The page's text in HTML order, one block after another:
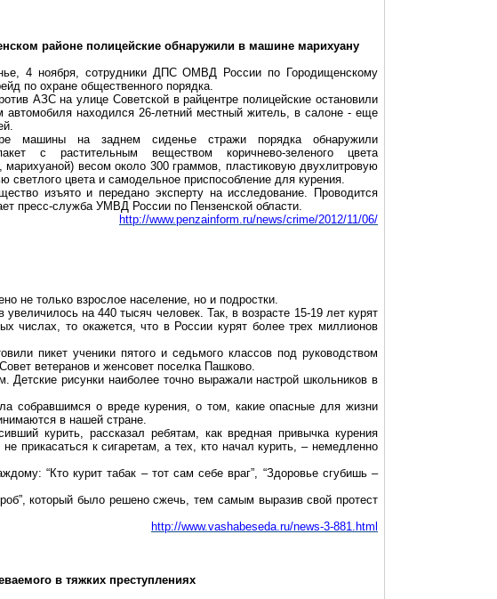
районе полицейские обнаружили в машине марихуану
4 ноября, сотрудники ДПС ОМВД России по Городищенскому
по охране общественного порядка.
АЗС на улице Советской в райцентре полицейские остановили
автомобиля находился 26-летний местный житель, в салоне - еще
машины на заднем сиденье стражи порядка обнаружили
с растительным веществом коричнево-зеленого цвета
марихуаной) весом около 300 граммов, пластиковую двухлитровую
светлого цвета и самодельное приспособление для курения.
изъято и передано эксперту на исследование. Проводится
пресс-служба УМВД России по Пензенской области.
http://www.penzainform.ru/news/crime/2012/11/06/
не только взрослое население, но и подростки.
на 440 тысяч человек. Так, в возрасте 15-19 лет курят
числах, то окажется, что в России курят более трех миллионов
пикет ученики пятого и седьмого классов под руководством
ветеранов и женсовет поселка Пашково.
рисунки наиболее точно выражали настрой школьников в
собравшимся о вреде курения, о том, какие опасные для жизни
в нашей стране.
курить, рассказал ребятам, как вредная привычка курения
прикасаться к сигаретам, а тех, кто начал курить, – немедленно
“Кто курит табак – тот сам себе враг”, “Здоровье сгубишь –
который было решено сжечь, тем самым выразив свой протест
http://www.vashabeseda.ru/news-3-881.html
в тяжких преступлениях